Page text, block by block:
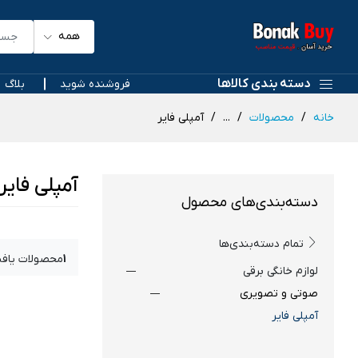
همه
دسته بندی کالاها فروشنده شوید بلاگ
خانه محصولات ... آمپلی فایر
دسته‌بندی‌های محصول
تمام دسته‌بندی‌ها
لوازم خانگی برقی
صوتی و تصویری
آمپلی فایر
آمپلی فایر
1محصولات